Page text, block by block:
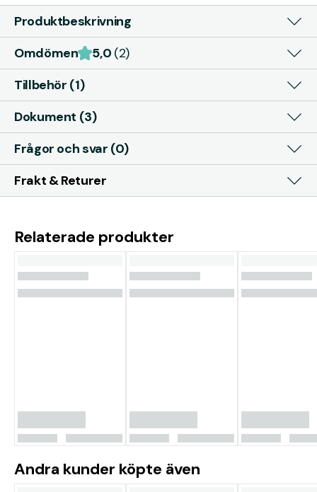
Produktbeskrivning
Omdömen
5,0 (2)
Tillbehör (1)
Dokument (3)
Frågor och svar (0)
Frakt & Returer
Relaterade produkter
Andra kunder köpte även